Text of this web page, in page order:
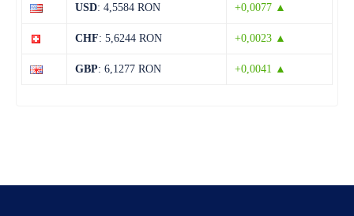
USD: 4,5584 RON +0,0077 ▲
CHF: 5,6244 RON +0,0023 ▲
GBP: 6,1277 RON +0,0041 ▲